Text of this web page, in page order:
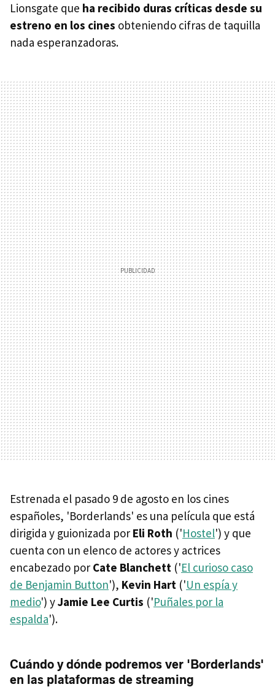
Lionsgate que ha recibido duras críticas desde su
estreno en los cines obteniendo cifras de taquilla
nada esperanzadoras.
Estrenada el pasado 9 de agosto en los cines
españoles, 'Borderlands' es una película que está
dirigida y guionizada por Eli Roth ('Hostel') y que
cuenta con un elenco de actores y actrices
encabezado por Cate Blanchett ('El curioso caso
de Benjamin Button'), Kevin Hart ('Un espía y
medio') yJamie Lee Curtis ('Puñales por la
espalda').
Cuándo y dónde podremos ver 'Borderlands'
en las plataformas de streaming